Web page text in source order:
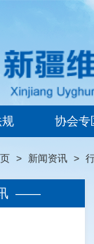
协会专
> 新闻资讯 >
——